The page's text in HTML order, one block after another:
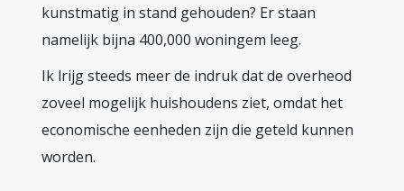
kunstmatig in stand gehouden? Er staan
namelijk bijna 400,000 woningem leeg.
Ik lrijg steeds meer de indruk dat de overheod
zoveel mogelijk huishoudens ziet, omdat het
economische eenheden zijn die geteld kunnen
worden.